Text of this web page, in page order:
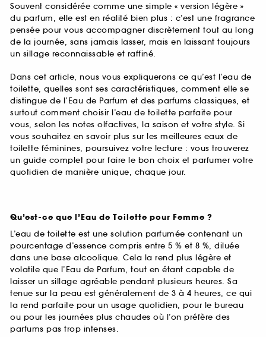
Souvent considérée comme une simple « version légère »
du parfum, elle est en réalité bien plus : c’est une fragrance
pensée pour vous accompagner discrètement tout au long
de la journée, sans jamais lasser, mais en laissant toujours
un sillage reconnaissable et raffiné.
Dans cet article, nous vous expliquerons ce qu’est l’eau de
toilette, quelles sont ses caractéristiques, comment elle se
distingue de l’Eau de Parfum et des parfums classiques, et
surtout comment choisir l’eau de toilette parfaite pour
vous, selon les notes olfactives, la saison et votre style. Si
vous souhaitez en savoir plus sur les meilleures eaux de
toilette féminines, poursuivez votre lecture : vous trouverez
un guide complet pour faire le bon choix et parfumer votre
quotidien de manière unique, chaque jour.
Qu’est-ce que l’Eau de Toilette pour Femme ?
L’eau de toilette est une solution parfumée contenant un
pourcentage d’essence compris entre 5 % et 8 %, diluée
dans une base alcoolique. Cela la rend plus légère et
volatile que l’Eau de Parfum, tout en étant capable de
laisser un sillage agréable pendant plusieurs heures. Sa
tenue sur la peau est généralement de 3 à 4 heures, ce qui
la rend parfaite pour un usage quotidien, pour le bureau
ou pour les journées plus chaudes où l’on préfère des
parfums pas trop intenses.